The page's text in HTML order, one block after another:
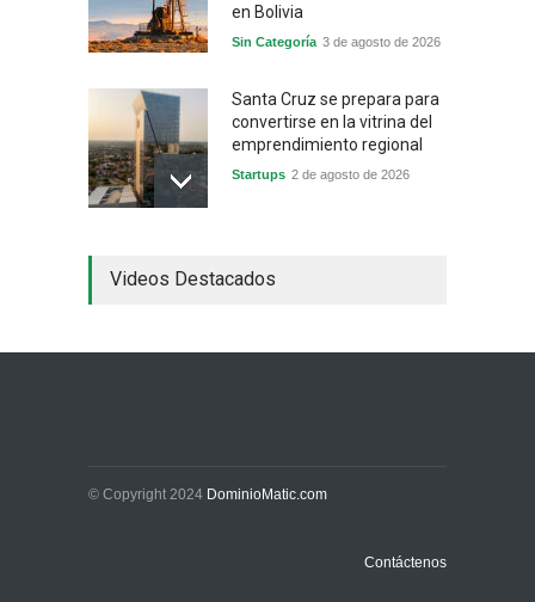
en Bolivia
Sin Categoría 3 de agosto de 2026
Santa Cruz se prepara para
convertirse en la vitrina del
emprendimiento regional
Startups 2 de agosto de 2026
industrial y el golpe puede
Sin Categoría 1 de agosto de 2026
Videos Destacados
© Copyright 2024 DominioMatic.com
Contáctenos